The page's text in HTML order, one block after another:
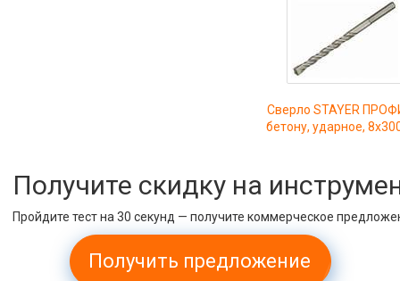
Сверло STAYER
бетону, ударное,
Получите скидку на
Пройдите тест на 30 секунд — получите коммерческое
Получить предложение